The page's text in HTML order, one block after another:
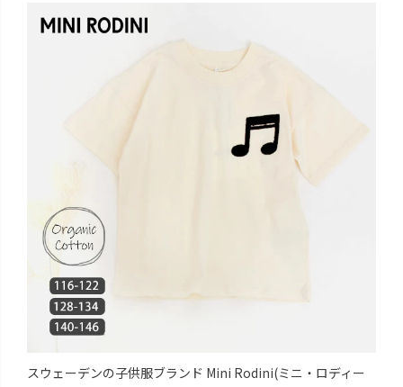
スウェーデンの子供服ブランド Mini Rodini(ミニ・ロディー